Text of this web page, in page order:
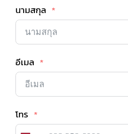
นามสกุล
อีเมล
โทร